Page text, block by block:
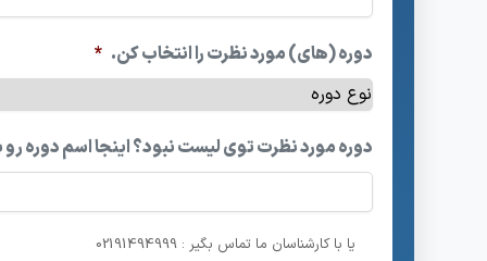
دوره (های) مورد نظرت را انتخاب کن. *
دوره مورد نظرت توی لیست نبود؟ اینجا اسم دوره
یا با کارشناسان ما تماس بگیر : 02191494999